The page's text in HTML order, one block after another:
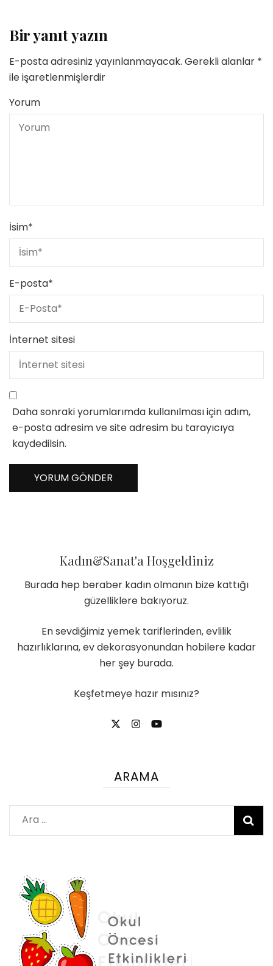
Bir yanıt yazın
E-posta adresiniz yayınlanmayacak. Gerekli alanlar *
ile işaretlenmişlerdir
Yorum
İsim*
E-posta*
İnternet sitesi
Daha sonraki yorumlarımda kullanılması için adım,
e-posta adresim ve site adresim bu tarayıcıya
kaydedilsin.
Kadın&Sanat'a Hoşgeldiniz
Burada hep beraber kadın olmanın bize kattığı
güzelliklere bakıyoruz.
En sevdiğimiz yemek tariflerinden, evlilik
hazırlıklarına, ev dekorasyonundan hobilere kadar
her şey burada.
Keşfetmeye hazır mısınız?
ARAMA
Arama: